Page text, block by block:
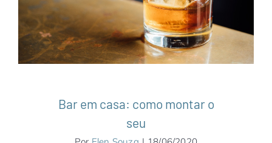
Gastronomia Notícias
Bar em casa: como montar o
seu